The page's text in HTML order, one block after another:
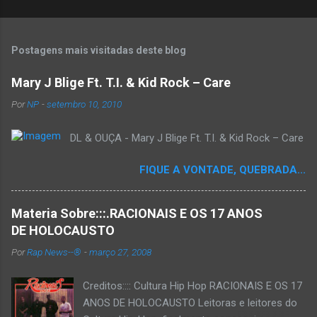
Postagens mais visitadas deste blog
Mary J Blige Ft. T.I. & Kid Rock – Care
PorNP -setembro 10, 2010
DL & OUÇA - Mary J Blige Ft. T.I. & Kid Rock – Care
FIQUE A VONTADE, QUEBRADA...
Materia Sobre:::.RACIONAIS E OS 17 ANOS
DE HOLOCAUSTO
PorRap News--® -março 27, 2008
Creditos:::: Cultura Hip Hop RACIONAIS E OS 17
ANOS DE HOLOCAUSTO Leitoras e leitores do